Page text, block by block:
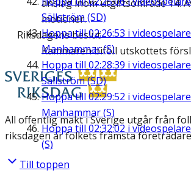
Sällström (SD)
Hoppa till02:26:53 i
Manhammar (S)
Hoppa till 02:28:39 i
Sällström (SD)
Hoppa till 02:29:52 i
Manhammar (S)
Hoppa till 02:32:02 i
(S)
anslag inom utgiftsområde 14.
motioner.
Riksdagens beslut
Kammaren biföll utskottets
All offentlig makt i Sverige utgår från
riksdagen är folkets främsta
Till toppen